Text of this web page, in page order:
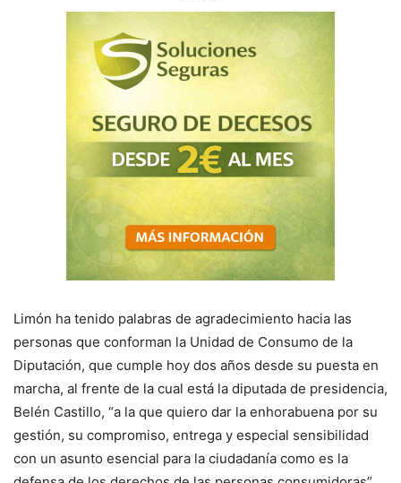
Limón ha tenido palabras de agradecimiento hacia las
personas que conforman la Unidad de Consumo de la
Diputación, que cumple hoy dos años desde su puesta en
marcha, al frente de la cual está la diputada de presidencia,
Belén Castillo, “a la que quiero dar la enhorabuena por su
gestión, su compromiso, entrega y especial sensibilidad
con un asunto esencial para la ciudadanía como es la